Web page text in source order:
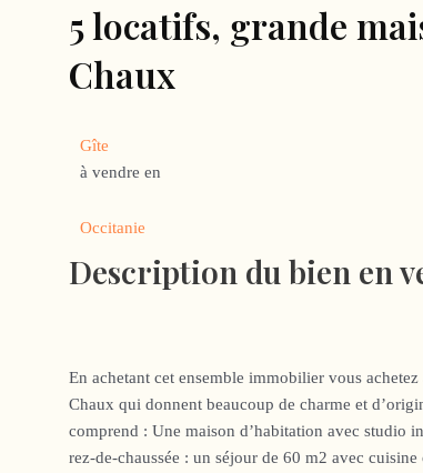
5 locatifs, grande
Chaux
Gîte
à vendre en
Occitanie
Description du bien en
En achetant cet ensemble immobilier vous
Chaux qui donnent beaucoup de charme et
comprend : Une maison d’habitation avec studio
rez-de-chaussée : un séjour de 60 m2 avec